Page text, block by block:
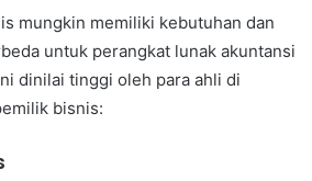
mungkin memiliki kebutuhan dan
untuk perangkat lunak akuntansi
dinilai tinggi oleh para ahli di
bisnis: